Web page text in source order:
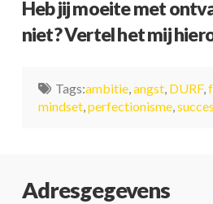
Heb jij moeite met
niet? Vertel het mij
Tags:ambitie, angst, DURF,
mindset, perfectionisme, succes
Adresgegevens